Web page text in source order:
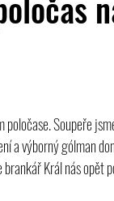
Soupeře
a výborný gólman
Král nás opět